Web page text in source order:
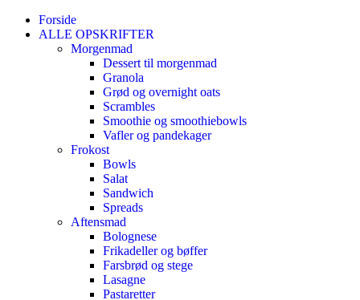
Forside
ALLE OPSKRIFTER
Morgenmad
Dessert til morgenmad
Granola
Grød og overnight oats
Scrambles
Smoothie og smoothiebowls
Vafler og pandekager
Frokost
Bowls
Salat
Sandwich
Spreads
Aftensmad
Bolognese
Frikadeller og bøffer
Farsbrød og stege
Lasagne
Pastaretter